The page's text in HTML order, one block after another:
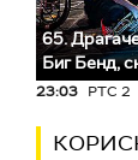
65.
Биг Бeнд,
23:03 РТС 2